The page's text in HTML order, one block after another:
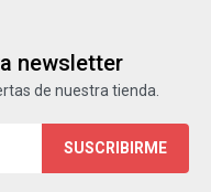
newsletter
de nuestra tienda.
SUSCRIBIRME